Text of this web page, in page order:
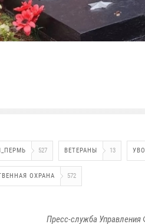
527 ВЕТЕРАНЫ 13 УВО
ОХРАНА 572
Пресс-служба Управления